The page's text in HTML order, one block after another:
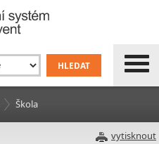
Škola
vytisknout